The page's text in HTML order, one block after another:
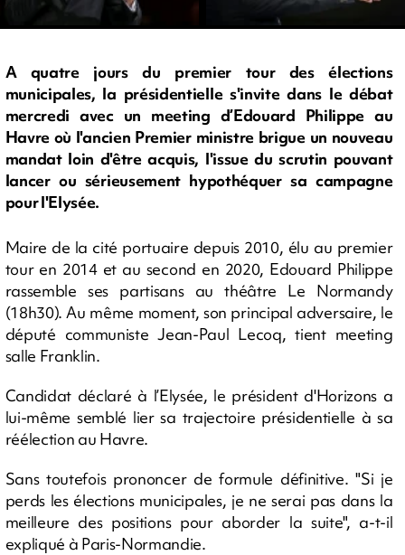
A quatre jours du premier tour des élections
municipales, la présidentielle s'invite dans le débat
mercredi avec un meeting d’Edouard Philippe au
Havre où l'ancien Premier ministre brigue un nouveau
mandat loin d'être acquis, l'issue du scrutin pouvant
lancer ou sérieusement hypothéquer sa campagne
pour l'Elysée.
Maire de la cité portuaire depuis 2010, élu au premier
tour en 2014 et au second en 2020, Edouard Philippe
rassemble ses partisans au théâtre Le Normandy
(18h30). Au même moment, son principal adversaire, le
député communiste Jean-Paul Lecoq, tient meeting
salle Franklin.
Candidat déclaré à l’Elysée, le président d'Horizons a
lui-même semblé lier sa trajectoire présidentielle à sa
réélection au Havre.
Sans toutefois prononcer de formule définitive. "Si je
perds les élections municipales, je ne serai pas dans la
meilleure des positions pour aborder la suite", a-t-il
expliqué à Paris-Normandie.